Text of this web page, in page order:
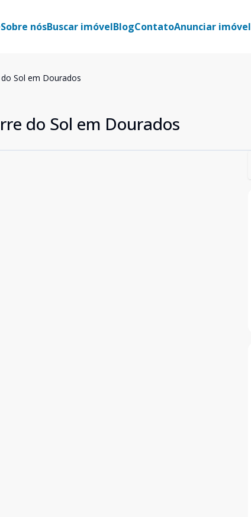
Sobre nósBuscar imóvelBlogContatoAnunciar imóvel
Sol em Dourados
do Sol em Dourados